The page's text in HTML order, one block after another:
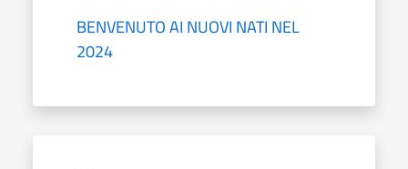
BENVENUTO AI NUOVI NATI NEL
2024